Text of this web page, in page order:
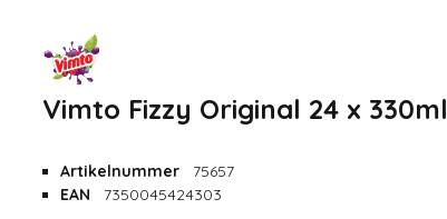
Vimto Fizzy Original 24 x 330ml
Artikelnummer
75657
EAN
7350045424303